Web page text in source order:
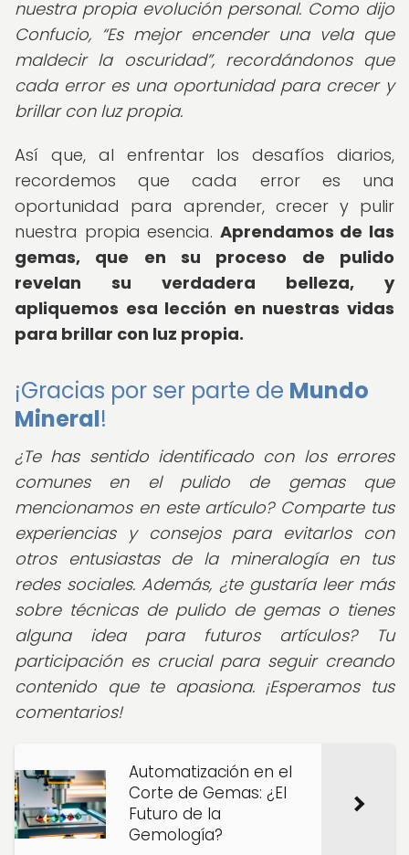
nuestra propia evolución personal. Como dijo
Confucio,
Es mejor encender una vela que
maldecir la oscuridad , recordándonos que
cada error es una oportunidad para crecer y
brillar con luz propia.
Así que, al enfrentar los desafíos diarios,
recordemos que cada error es una
oportunidad para aprender, crecer y pulir
nuestra propia esencia. Aprendamos de las
gemas, que en su proceso de pulido
revelan su verdadera belleza, y
apliquemos esa lección en nuestras vidas
para brillar con luz propia.
¡Gracias por ser parte de Mundo
Mineral!
¿Te has sentido identificado con los errores
comunes en el pulido de gemas que
mencionamos en este artículo? Comparte tus
experiencias y consejos para evitarlos con
otros entusiastas de la mineralogía en tus
redes sociales. Además, ¿te gustaría leer más
sobre técnicas de pulido de gemas o tienes
alguna idea para futuros artículos? Tu
participación es crucial para seguir creando
contenido que te apasiona. ¡Esperamos tus
comentarios!
Automatización en el
Corte de Gemas: ¿El
Futuro de la
Gemología?